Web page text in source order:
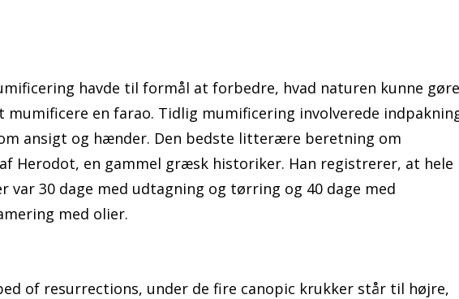
havde til formål at forbedre, hvad naturen kunne gøre
en farao. Tidlig mumificering involverede
ansigt og hænder. Den bedste litterære beretning om
Herodot, en gammel græsk historiker. Han registrerer, at hele
var 30 dage med udtagning og tørring og 40 dage med
med olier.
of resurrections, under de fire canopic krukker står til højre,